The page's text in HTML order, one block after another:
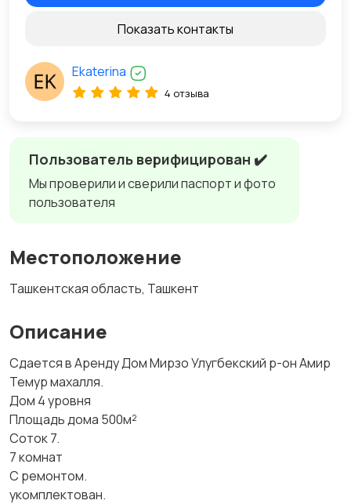
Пользователь верифицирован ✔️
Мы проверили и сверили паспорт и фото
пользователя
Местоположение
Ташкентская область, Ташкент
Описание
Сдается в Аренду Дом Мирзо Улугбекский р-он Амир
Темур махалля.
Дом 4 уровня
Площадь дома 500м²
Соток 7.
7 комнат
С ремонтом.
укомплектован.
Показать контакты
Ekaterina
4 отзыва